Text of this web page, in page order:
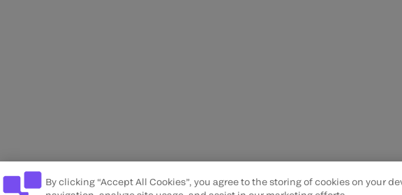
By clicking “Accept All Cookies”, you agree to the storing of cookies on your